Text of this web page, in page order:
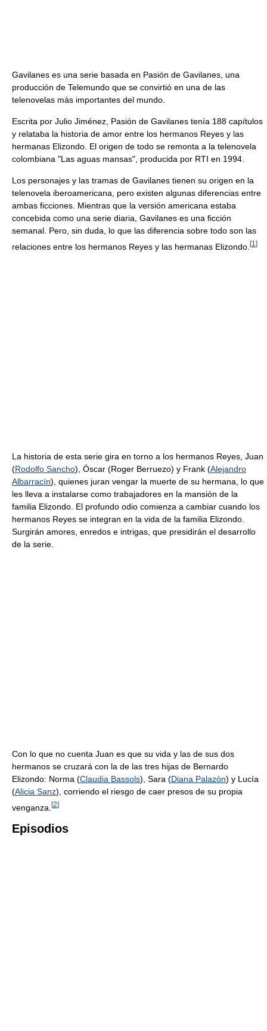
Gavilanes es una serie basada en Pasión de Gavilanes, una
producción de Telemundo que se convirtió en una de las
telenovelas más importantes del mundo.
Escrita por Julio Jiménez, Pasión de Gavilanes tenía 188 capítulos
y relataba la historia de amor entre los hermanos Reyes y las
hermanas Elizondo. El origen de todo se remonta a la telenovela
colombiana "Las aguas mansas", producida por RTI en 1994.
Los personajes y las tramas de Gavilanes tienen su origen en la
telenovela iberoamericana, pero existen algunas diferencias entre
ambas ficciones. Mientras que la versión americana estaba
concebida como una serie diaria, Gavilanes es una ficción
semanal. Pero, sin duda, lo que las diferencia sobre todo son las
relaciones entre los hermanos Reyes y las hermanas Elizondo. [1 ]
La historia de esta serie gira en torno a los hermanos Reyes, Juan
(Rodolfo Sancho), Óscar (Roger Berruezo) y Frank (Alejandro
Albarracín), quienes juran vengar la muerte de su hermana, lo que
les lleva a instalarse como trabajadores en la mansión de la
familia Elizondo. El profundo odio comienza a cambiar cuando los
hermanos Reyes se integran en la vida de la familia Elizondo.
Surgirán amores, enredos e intrigas, que presidirán el desarrollo
de la serie.
Con lo que no cuenta Juan es que su vida y las de sus dos
hermanos se cruzará con la de las tres hijas de Bernardo
Elizondo: Norma (Claudia Bassols), Sara (Diana Palazón) y Lucía
(Alicia Sanz), corriendo el riesgo de caer presos de su propia
venganza. [2]
Episodios